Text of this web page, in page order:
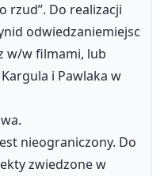
rzud”. Do realizacji
odwiedzaniemiejsc
w/w filmami, lub
i Pawlaka w
nieograniczony. Do
zwiedzone w